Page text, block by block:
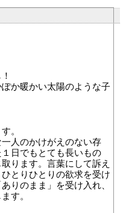
か暖かい太陽のような子
。
人のかけがえのない存
日でもとても長いもの
ります。言葉にして訴え
とりひとりの欲求を受け
りのまま」を受け入れ、
す。